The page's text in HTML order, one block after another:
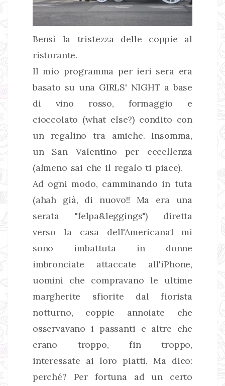
Bensì la tristezza delle coppie al
ristorante.
Il mio programma per ieri sera era
basato su una GIRLS' NIGHT a base
di vino rosso, formaggio e
cioccolato (what else?) condito con
un regalino tra amiche. Insomma,
un San Valentino per eccellenza
(almeno sai che il regalo ti piace).
Ad ogni modo, camminando in tuta
(ahah già, di nuovo!! Ma era una
serata "felpa&leggings") diretta
verso la casa dell'Americana1 mi
sono imbattuta in donne
imbronciate attaccate all'iPhone,
uomini che compravano le ultime
margherite sfiorite dal fiorista
notturno, coppie annoiate che
osservavano i passanti e altre che
erano troppo, fin troppo,
interessate ai loro piatti. Ma dico:
perché? Per fortuna ad un certo